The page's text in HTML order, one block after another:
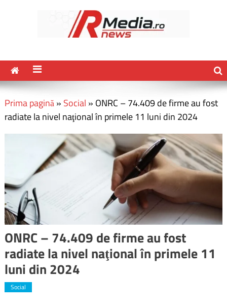
Prima pagină» Social » ONRC – 74.409 de firme au fost
radiate la nivel naţional în primele 11 luni din 2024
ONRC – 74.409 de firme au fost
radiate la nivel naţional în primele 11
luni din 2024
Social